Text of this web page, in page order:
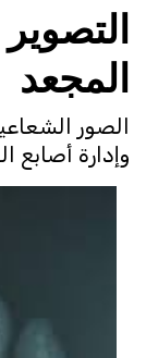
المجعد
الصور
وإدارة أصابع